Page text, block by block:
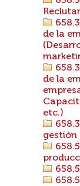
de la
de la
etc.)
gestión